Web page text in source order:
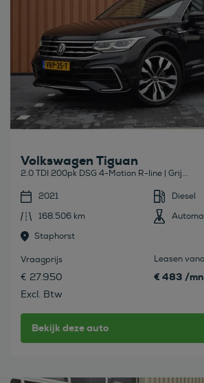
Volkswagen Tiguan
2.0 TDI 200pk DSG 4-Motion R-line | Grij...
2021
Diesel
168.506 km
Staphorst
Vraagprijs
€ 27.950
Excl. Btw
Leasen
€ 483 /
Bekijk deze auto